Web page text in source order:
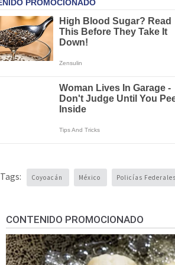
Tags: Coyoacán México Policías
CONTENIDO PROMOCIONADO